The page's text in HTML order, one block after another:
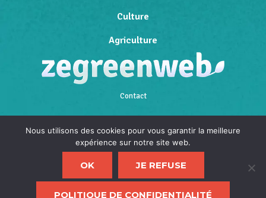
Culture
Agriculture
Contact
Mentions légales
Politique de confidentialité
Nous utilisons des cookies pour vous garantir la meilleure
expérience sur notre site web.
OK JE REFUSE
POLITIQUE DE CONFIDENTIALITÉ